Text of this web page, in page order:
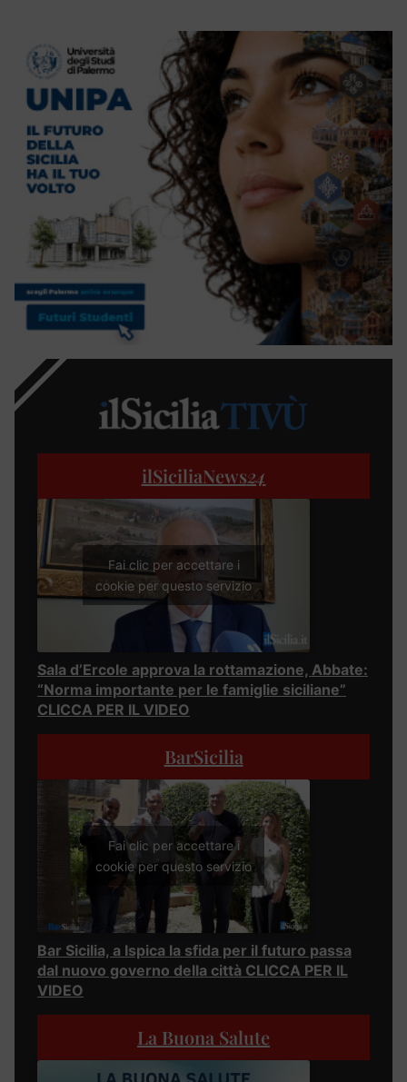
ilSiciliaNews24
Fai clic per accettare i
cookie per questo servizio
Sala d’Ercole approva la rottamazione, Abbate:
“Norma importante per le famiglie siciliane”
CLICCA PER IL VIDEO
BarSicilia
Fai clic per accettare i
cookie per questo servizio
Bar Sicilia, a Ispica la sfida per il futuro passa
dal nuovo governo della città CLICCA PER IL
VIDEO
La Buona Salute